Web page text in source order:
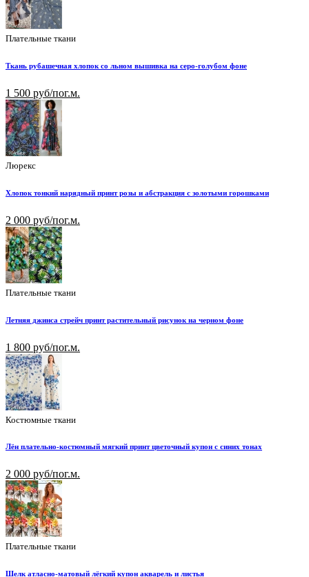
Плательные ткани
Ткань рубашечная хлопок со льном вышивка на серо-голубом фоне
1 500 руб/пог.м.
Люрекс
Хлопок тонкий нарядный принт розы и абстракция с золотыми горошками
2 000 руб/пог.м.
Плательные ткани
Летняя джинса стрейч принт растительный рисунок на черном фоне
1 800 руб/пог.м.
Костюмные ткани
Лён плательно-костюмный мягкий принт цветочный купон с синих тонах
2 000 руб/пог.м.
Плательные ткани
Шелк атласно-матовый лёгкий купон акварель и листья